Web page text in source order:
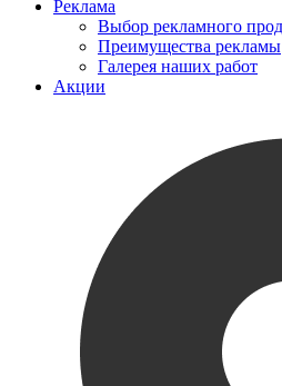
Реклама
Выбор рекламного
Преимущества рекламы
Галерея наших работ
Акции